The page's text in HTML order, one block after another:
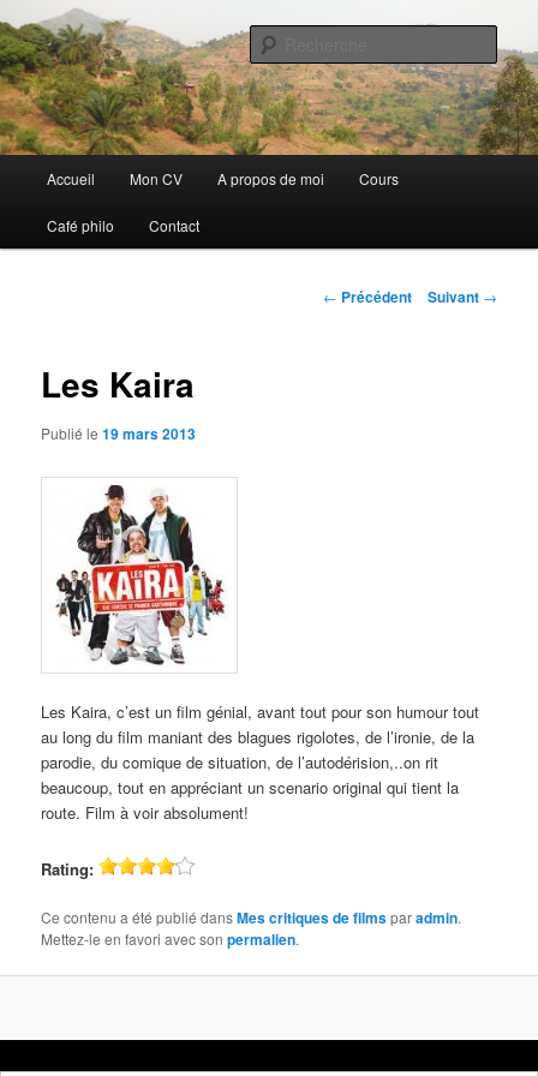
au
contenu
principalGuillaume Nicaise
Discovery
principal
Accueil Mon CV A propos de moi Cours
Café philo Contact
Navigation
← Précédent Suivant →
Les Kaira
Publié le19 mars 2013
Les Kaira, c’est un film génial, avant tout pour son humour tout
au long du film maniant des blagues rigolotes, de l’ironie, de la
parodie, du comique de situation, de l’autodérision,..on rit
beaucoup, tout en appréciant un scenario original qui tient la
route. Film à voir absolument!
Rating:
Ce contenu a été publié dansMes critiques de filmsparadmin.
Mettez-le en favori avec sonpermalien.